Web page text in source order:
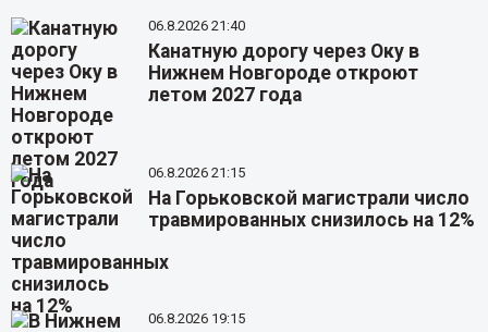
06.8.2026 21:40
Канатную дорогу через Оку в
Нижнем Новгороде откроют
летом 2027 года
06.8.2026 21:15
На Горьковской магистрали число
травмированных снизилось на 12%
06.8.2026 19:15